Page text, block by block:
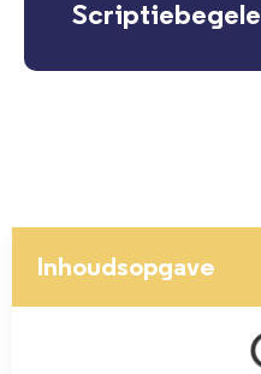
Inhoudsopgave